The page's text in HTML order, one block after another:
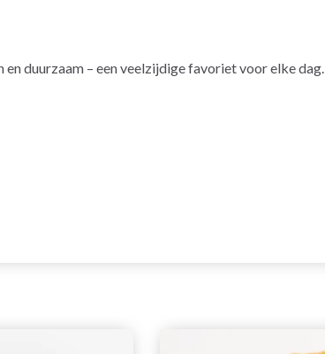
duurzaam – een veelzijdige favoriet voor elke dag.